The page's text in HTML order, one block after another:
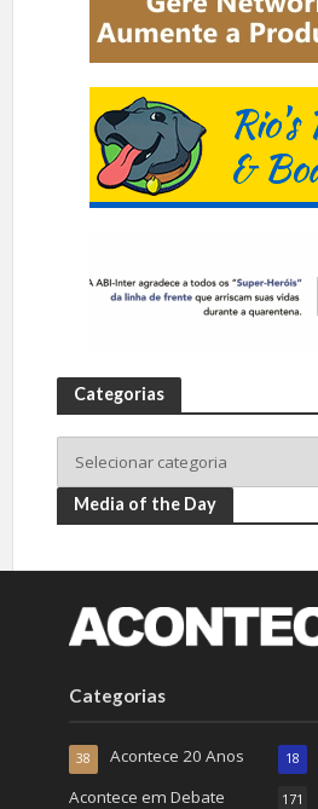
Categorias
Media of the Day
Categorias
Acontece 20 Anos
38
Acontece em Debate
18
171